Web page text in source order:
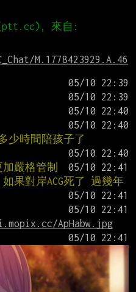
來自:
M.1778423929.A.46
少時間陪孩子了
嚴格管制
果對岸ACG死了 過幾年
ApHabw.jpg